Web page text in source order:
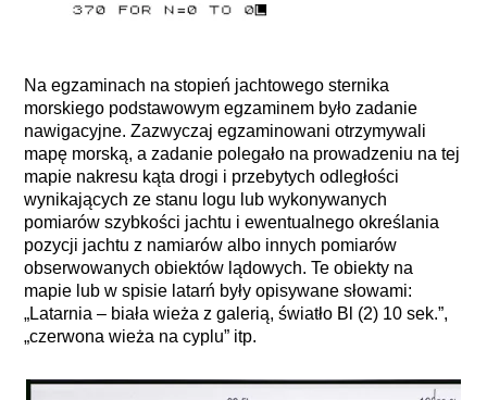
Na egzaminach na stopień jachtowego sternika
morskiego podstawowym egzaminem było zadanie
nawigacyjne. Zazwyczaj egzaminowani otrzymywali
mapę morską, a zadanie polegało na prowadzeniu na tej
mapie nakresu kąta drogi i przebytych odległości
wynikających ze stanu logu lub wykonywanych
pomiarów szybkości jachtu i ewentualnego określania
pozycji jachtu z namiarów albo innych pomiarów
obserwowanych obiektów lądowych. Te obiekty na
mapie lub w spisie latarń były opisywane słowami:
„Latarnia – biała wieża z galerią, światło Bl (2) 10 sek.”,
„czerwona wieża na cyplu” itp.